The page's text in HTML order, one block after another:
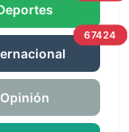
67424
Opinión